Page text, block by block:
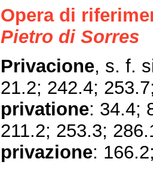
Opera di
Pietro di Sorres
Privacione, s. f.
21.2; 242.4;
privatione: 34.4;
211.2; 253.3;
privazione: